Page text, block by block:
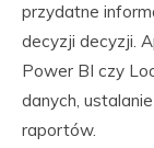
przydatne
decyzji decyzji.
Power BI czy
danych,
raportów.